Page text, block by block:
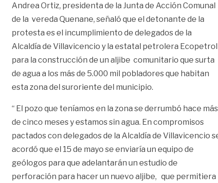
Andrea Ortiz, presidenta de la Junta de Acción Comunal
de la vereda Quenane, señaló que el detonante de la
protesta es el incumplimiento de delegados de la
Alcaldía de Villavicencio y la estatal petrolera Ecopetrol
para la construcción de un aljibe comunitario que surta
de agua a los más de 5.000 mil pobladores que habitan
esta zona del suroriente del municipio.
“ El pozo que teníamos en la zona se derrumbó hace más
de cinco meses y estamos sin agua. En compromisos
pactados con delegados de la Alcaldía de Villavicencio
acordó que el 15 de mayo se enviaría un equipo de
geólogos para que adelantarán un estudio de
perforación para hacer un nuevo aljibe, que permitiera